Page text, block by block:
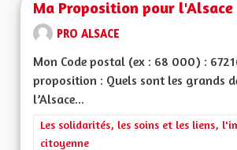
Ma Proposition pour l'Alsace
PRO ALSACE
Mon Code postal (ex : 68 000) :
proposition : Quels sont les grands
l’Alsace...
Filtrer les résultats de la catégorie :
Les solidarités, les soins et les liens,
citoyenne